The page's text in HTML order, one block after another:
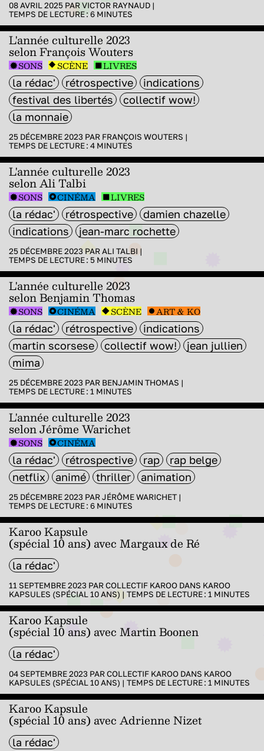
08 AVRIL 2025 PARVICTOR RAYNAUD |
TEMPS DE LECTURE : 6 MINUTES
L'année culturelle 2023
selon François Wouters
SONS SCÈNE LIVRES
la rédac' rétrospective
indications
festival des libertés
collectif wow!
la monnaie
25 DÉCEMBRE 2023 PAR FRANÇOIS WOUTERS |
TEMPS DE LECTURE : 4 MINUTES
L'année culturelle 2023
selon Ali Talbi
SONS CINÉMA LIVRES
la rédac' rétrospective
damien chazelle
indications
jean-marc rochette
25 DÉCEMBRE 2023 PARALI TALBI |
TEMPS DE LECTURE : 5 MINUTES
L'année culturelle 2023
selon Benjamin Thomas
SONS CINÉMA SCÈNE ART & KO
la rédac' rétrospective
indications
martin scorsese
collectif wow!
jean jullien
mima
25 DÉCEMBRE 2023 PAR BENJAMIN THOMAS |
TEMPS DE LECTURE : 1 MINUTES
L'année culturelle 2023
selon Jérôme Warichet
SONS CINÉMA
la rédac' rétrospective rap
rap belge
netflix
animé thriller animation
25 DÉCEMBRE 2023 PARJÉRÔME WARICHET |
TEMPS DE LECTURE : 6 MINUTES
Karoo Kapsule
(spécial 10 ans) avec Margaux de Ré
la rédac'
11 SEPTEMBRE 2023 PARCOLLECTIF KAROO DANS KAROO
KAPSULES (SPÉCIAL 10 ANS) | TEMPS DE LECTURE : 1 MINUTES
Karoo Kapsule
(spécial 10 ans) avec Martin Boonen
la rédac'
04 SEPTEMBRE 2023 PARCOLLECTIF KAROO DANS KAROO
KAPSULES (SPÉCIAL 10 ANS) | TEMPS DE LECTURE : 1 MINUTES
Karoo Kapsule
(spécial 10 ans) avec Adrienne Nizet
la rédac'